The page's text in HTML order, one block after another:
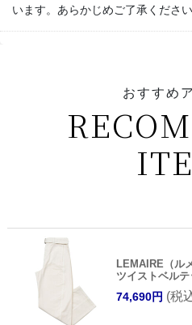
います。あらかじめご了承ください
おすすめ
LEMAIRE（ル
ツイストベル
74,690円 (税